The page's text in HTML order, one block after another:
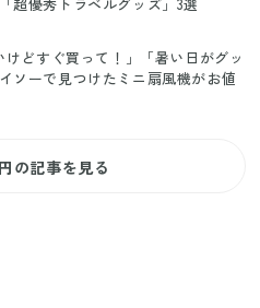
けどすぐ買って！」「暑い日がグッ
ソーで見つけたミニ扇風機がお値
の記事を見る